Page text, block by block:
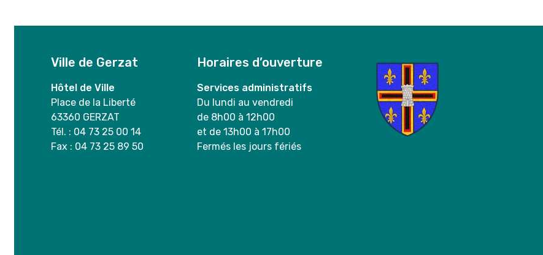
Ville de Gerzat
Hôtel de Ville
Place de la Liberté
63360 GERZAT
Tél. : 04 73 25 00 14
Fax : 04 73 25 89 50
Horaires d’ouverture
Services administratifs
Du lundi au vendredi
de 8h00 à 12h00
et de 13h00 à 17h00
Fermés les jours fériés